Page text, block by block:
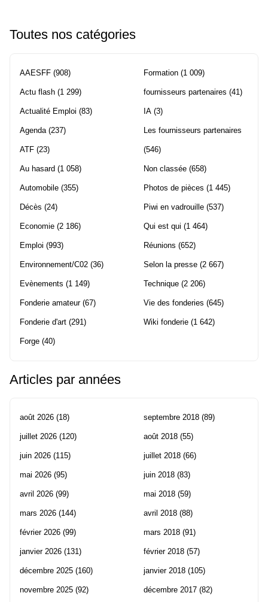
Toutes nos catégories
AAESFF (908)
Actu flash (1 299)
Actualité Emploi (83)
Agenda (237)
ATF (23)
Au hasard (1 058)
Automobile (355)
Décès (24)
Economie (2 186)
Emploi (993)
Environnement/C02 (36)
Evènements (1 149)
Fonderie amateur(67)
Fonderie d'art (291)
Forge (40)
Formation (1 009)
fournisseurs partenaires (41)
IA (3)
Les fournisseurs partenaires
(546)
Non classée (658)
Photos de pièces (1 445)
Piwi en vadrouille (537)
Qui est qui (1 464)
Réunions (652)
Selon la presse (2 667)
Technique (2 206)
Vie des fonderies (645)
Wiki fonderie (1 642)
Articles par années
août 2026 (18)
juillet 2026 (120)
juin 2026 (115)
mai 2026 (95)
avril 2026 (99)
mars 2026 (144)
février 2026 (99)
janvier 2026 (131)
décembre 2025 (160)
novembre 2025 (92)
septembre 2018 (89)
août 2018 (55)
juillet 2018 (66)
juin 2018 (83)
mai 2018 (59)
avril 2018 (88)
mars 2018 (91)
février 2018 (57)
janvier 2018 (105)
décembre 2017 (82)